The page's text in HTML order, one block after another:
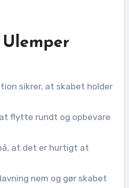
sikrer, at skabet holder
flytte rundt og opbevare
at det er hurtigt at
nem og gør skabet